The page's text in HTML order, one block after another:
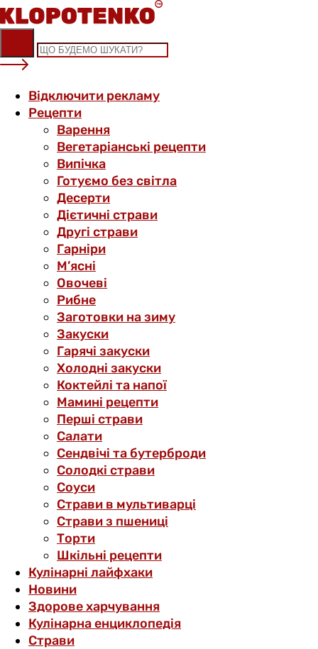
Skip
to
content
Відключити рекламу
Рецепти
Варення
Вегетаріанські рецепти
Випічка
Готуємо без світла
Десерти
Дієтичні страви
Другі страви
Гарніри
М’ясні
Овочеві
Рибне
Заготовки на зиму
Закуски
Гарячі закуски
Холодні закуски
Коктейлі та напої
Мамині рецепти
Перші страви
Салати
Сендвічі та бутерброди
Солодкі страви
Соуси
Страви в мультиварці
Страви з пшениці
Торти
Шкільні рецепти
Кулінарні лайфхаки
Новини
Здорове харчування
Кулінарна енциклопедія
Страви